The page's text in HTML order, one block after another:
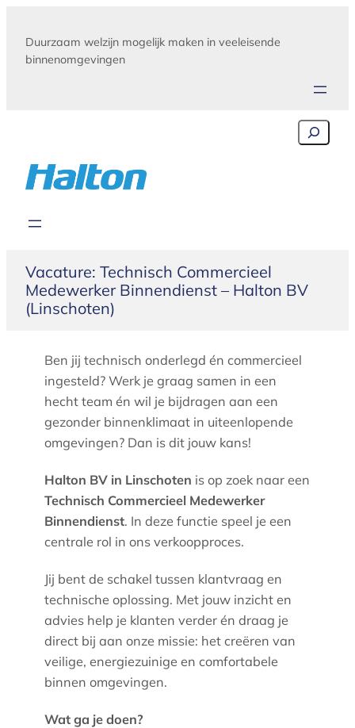
content
Duurzaam welzijn mogelijk maken in veeleisende
binnenomgevingen
Vacature: Technisch Commercieel
Medewerker Binnendienst – Halton BV
(Linschoten)
Ben jij technisch onderlegd én commercieel
ingesteld? Werk je graag samen in een
hecht team én wil je bijdragen aan een
gezonder binnenklimaat in uiteenlopende
omgevingen? Dan is dit jouw kans!
Halton BV in Linschoten is op zoek naar een
Technisch Commercieel Medewerker
Binnendienst. In deze functie speel je een
centrale rol in ons verkoopproces.
Jij bent de schakel tussen klantvraag en
technische oplossing. Met jouw inzicht en
advies help je klanten verder én draag je
direct bij aan onze missie: het creëren van
veilige, energiezuinige en comfortabele
binnen omgevingen.
Wat ga je doen?